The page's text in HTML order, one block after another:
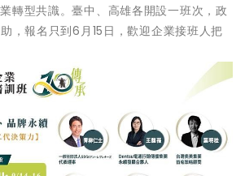
轉型共識。臺中、高雄各開設一班次，政
，報名只到6月15日，歡迎企業接班人把